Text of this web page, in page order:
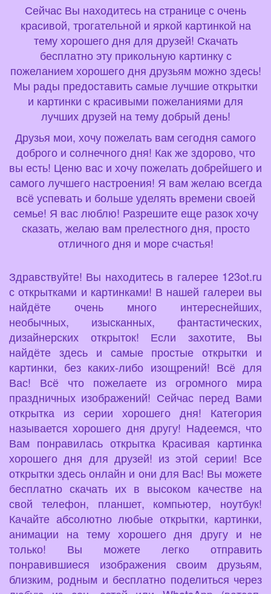
Сейчас Вы находитесь на странице с очень
красивой, трогательной и яркой картинкой на
тему хорошего дня для друзей! Скачать
бесплатно эту прикольную картинку с
пожеланием хорошего дня друзьям можно здесь!
Мы рады предоставить самые лучшие открытки
и картинки с красивыми пожеланиями для
лучших друзей на тему добрый день!
Друзья мои, хочу пожелать вам сегодня самого
доброго и солнечного дня! Как же здорово, что
вы есть! Ценю вас и хочу пожелать добрейшего и
самого лучшего настроения! Я вам желаю всегда
всё успевать и больше уделять времени своей
семье! Я вас люблю! Разрешите еще разок хочу
сказать, желаю вам прелестного дня, просто
отличного дня и море счастья!
Здравствуйте! Вы находитесь в галерее 123ot.ru
с открытками и картинками! В нашей галереи вы
найдёте очень много интереснейших,
необычных, изысканных, фантастических,
дизайнерских открыток! Если захотите, Вы
найдёте здесь и самые простые открытки и
картинки, без каких-либо изощрений! Всё для
Вас! Всё что пожелаете из огромного мира
праздничных изображений! Сейчас перед Вами
открытка из серии хорошего дня! Категория
называется хорошего дня другу! Надеемся, что
Вам понравилась открытка Красивая картинка
хорошего дня для друзей! из этой серии! Все
открытки здесь онлайн и они для Вас! Вы можете
бесплатно скачать их в высоком качестве на
свой телефон, планшет, компьютер, ноутбук!
Качайте абсолютно любые открытки, картинки,
анимации на тему хорошего дня другу и не
только! Вы можете легко отправить
понравившиеся изображения своим друзьям,
близким, родным и бесплатно поделиться через